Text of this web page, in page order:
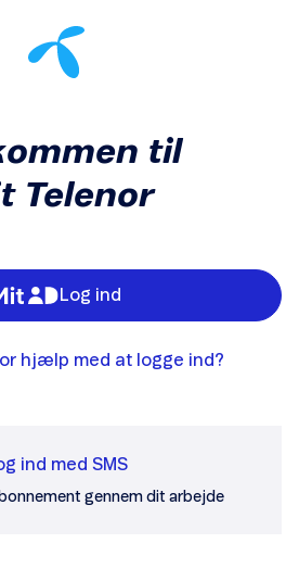
til
Telenor
Log ind
hjælp med at logge ind?
ind med SMS
gennem dit arbejde